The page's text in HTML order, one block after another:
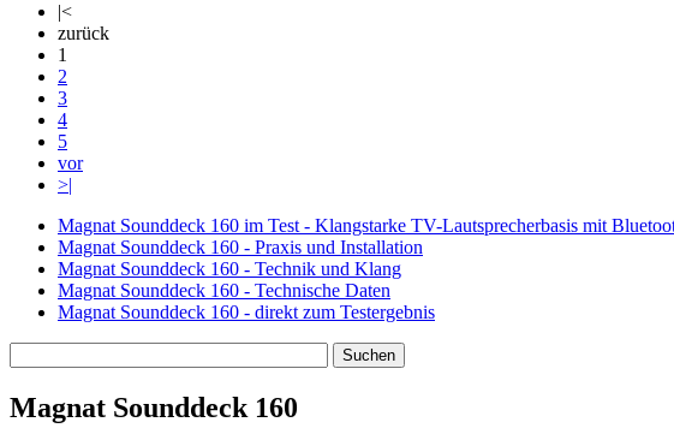
|<
zurück
1
2
3
4
5
vor
>|
Magnat Sounddeck 160 im Test - Klangstarke TV-Lautsprecherbasis mit
Magnat Sounddeck 160 - Praxis und Installation
Magnat Sounddeck 160 - Technik und Klang
Magnat Sounddeck 160 - Technische Daten
Magnat Sounddeck 160 - direkt zum Testergebnis
Magnat Sounddeck 160